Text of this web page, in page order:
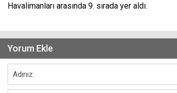
Havalimanları arasında 9. sırada yer aldı.
Yorum Ekle